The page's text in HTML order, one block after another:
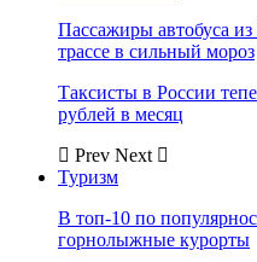
Пассажиры автобуса из
трассе в сильный мороз
Таксисты в России
рублей в месяц
Prev Next
Туризм
В топ-10 по
горнолыжные курорты